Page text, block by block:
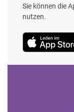
Sie können die
nutzen.